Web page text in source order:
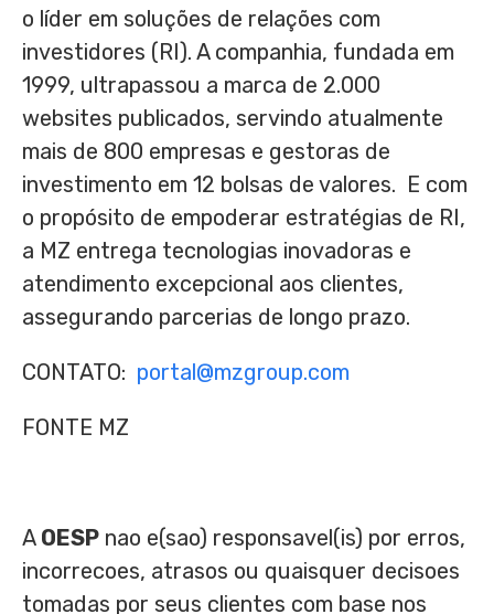
o líder em soluções de relações com
investidores (RI). A companhia, fundada em
1999, ultrapassou a marca de 2.000
websites publicados, servindo atualmente
mais de 800 empresas e gestoras de
investimento em 12 bolsas de valores. E com
o propósito de empoderar estratégias de RI,
a MZ entrega tecnologias inovadoras e
atendimento excepcional aos clientes,
assegurando parcerias de longo prazo.
CONTATO: portal@mzgroup.com
FONTE MZ
A OESP nao e(sao) responsavel(is) por erros,
incorrecoes, atrasos ou quaisquer decisoes
tomadas por seus clientes com base nos